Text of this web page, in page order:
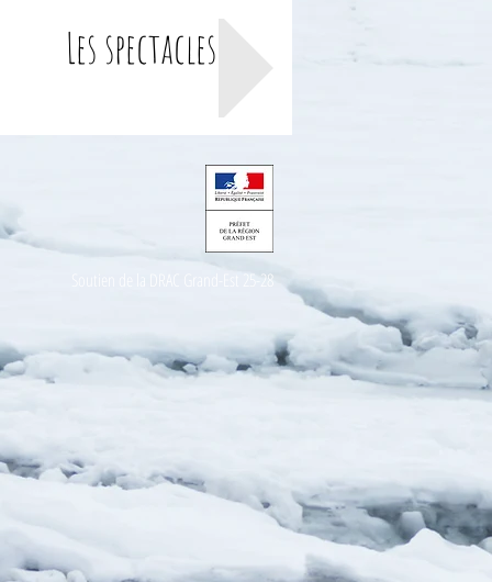
Les spectacles
Soutien de la DRAC Grand-Est 25-28